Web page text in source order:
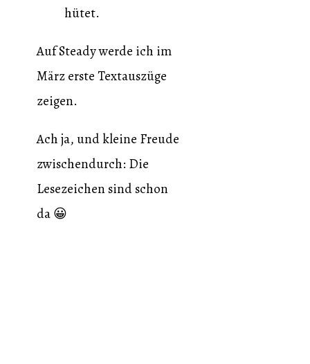
hütet.
Auf Steady werde ich im
März erste Textauszüge
zeigen.
Ach ja, und kleine Freude
zwischendurch: Die
Lesezeichen sind schon
da 😀